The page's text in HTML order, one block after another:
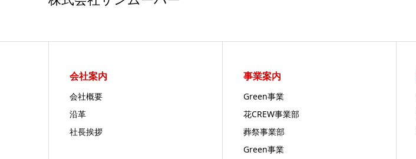
会社案内
会社概要
沿革
社長挨拶
事業案内
Green事業
花CREW事業部
葬祭事業部
Green事業